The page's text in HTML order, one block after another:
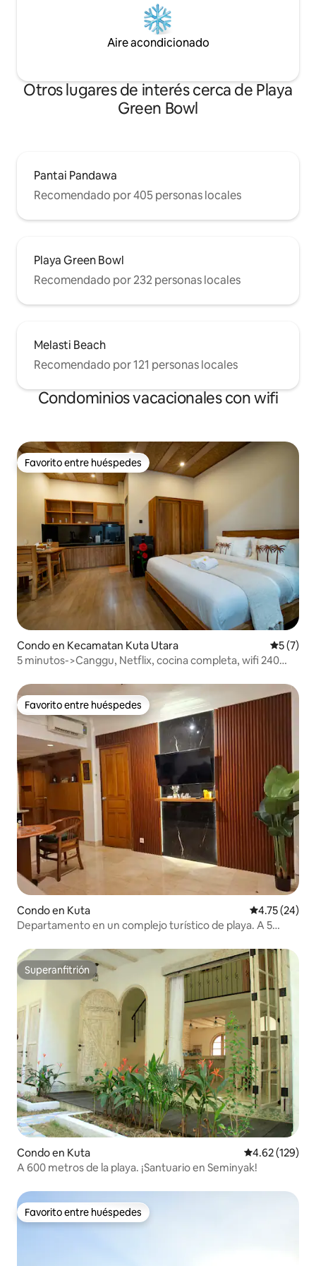
Aire acondicionado
Otros lugares de interés cerca de Playa
Green Bowl
Pantai Pandawa
Recomendado por 405 personas locales
Playa Green Bowl
Recomendado por 232 personas locales
Melasti Beach
Recomendado por 121 personas locales
Condominios vacacionales con wifi
Favorito entre huéspedes
Favorito entre huéspedes
Condo en Kecamatan Kuta Utara
5 (7)
5 minutos->Canggu, Netflix, cocina completa, wifi 240
Favorito entre huéspedes
Favorito entre huéspedes
Condo en Kuta Calificación
4.75 (24)
Departamento en un complejo turístico de playa. A 5
Superanfitrión
Superanfitrión
Condo en Kuta Calificación
4.62 (129)
A 600 metros de la playa. ¡Santuario en Seminyak!
Favorito entre huéspedes
Favorito entre huéspedes